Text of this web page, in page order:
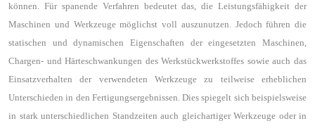
können. Für spanende Verfahren bedeutet das, die Leistungsfähigkeit der
Maschinen und Werkzeuge möglichst voll auszunutzen. Jedoch führen die
statischen und dynamischen Eigenschaften der eingesetzten Maschinen,
Chargen- und Härteschwankungen des Werkstückwerkstoffes sowie auch das
Einsatzverhalten der verwendeten Werkzeuge zu teilweise erheblichen
Unterschieden in den Fertigungsergebnissen. Dies spiegelt sich beispielsweise
in stark unterschiedlichen Standzeiten auch gleichartiger Werkzeuge oder in